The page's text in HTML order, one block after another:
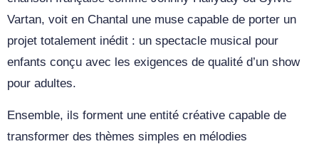
Vartan, voit en Chantal une muse capable de porter un
projet totalement inédit : un spectacle musical pour
enfants conçu avec les exigences de qualité d’un show
pour adultes.
Ensemble, ils forment une entité créative capable de
transformer des thèmes simples en mélodies